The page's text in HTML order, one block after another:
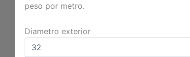
peso por metro.
Diametro exterior